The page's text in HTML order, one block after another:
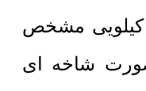
مشخص
شاخه ای